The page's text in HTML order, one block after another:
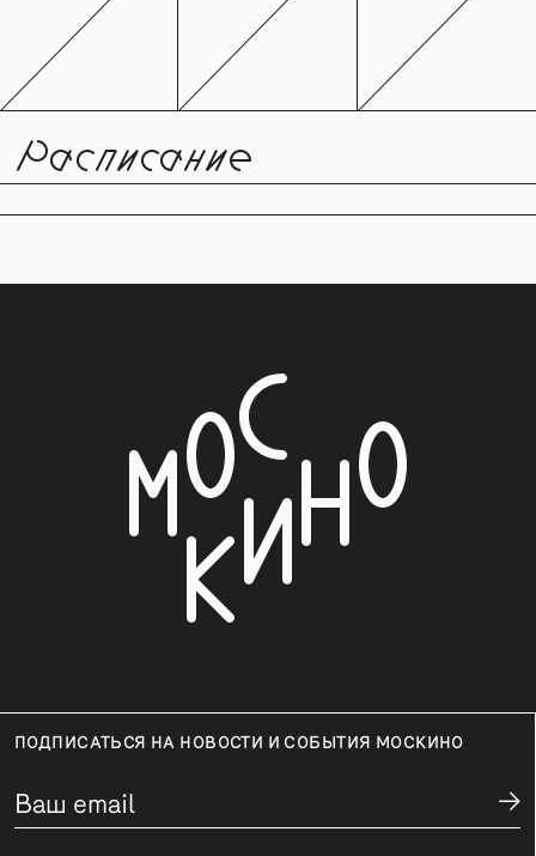
Расписание
ПОДПИСАТЬСЯ НА НОВОСТИ И СОБЫТИЯ МОСКИНО